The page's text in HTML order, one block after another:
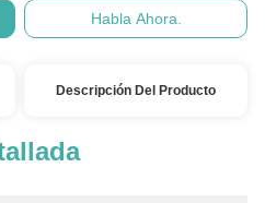
Habla Ahora.
Descripción Del Producto